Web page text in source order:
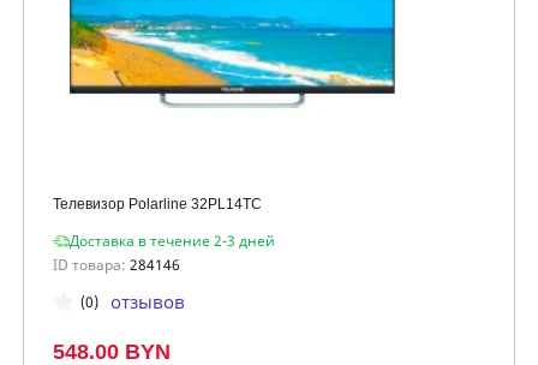
Телевизор Polarline 32PL14TC
Доставка в течение 2-3 дней
ID товара: 284146
(0) отзывов
548.00 BYN